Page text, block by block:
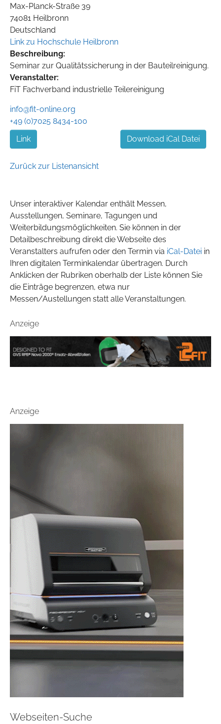
Max-Planck-Straße 39
74081 Heilbronn
Deutschland
Link zu Hochschule Heilbronn
Beschreibung:
Seminar zur Qualitätssicherung in der Bauteilreinigung.
Veranstalter:
FiT Fachverband industrielle Teilereinigung
info@fit-online.org
+49 (0)7025 8434-100
Link
Download iCal Datei
Zurück zur Listenansicht
Unser interaktiver Kalendar enthält Messen,
Ausstellungen, Seminare, Tagungen und
Weiterbildungsmöglichkeiten. Sie können in der
Detailbeschreibung direkt die Webseite des
Veranstalters aufrufen oder den Termin via iCal-Datei in
Ihren digitalen Terminkalendar übertragen. Durch
Anklicken der Rubriken oberhalb der Liste können Sie
die Einträge begrenzen, etwa nur
Messen/Austellungen statt alle Veranstaltungen.
Anzeige
Anzeige
Webseiten-Suche